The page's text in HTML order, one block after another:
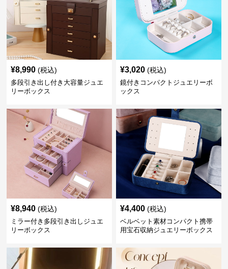
¥8,990 (税込)
多段引き出し付き大容量ジュエ
リーボックス
¥3,020 (税込)
鏡付きコンパクトジュエリーボ
ックス
¥8,940 (税込)
ミラー付き多段引き出しジュエ
リーボックス
¥4,400 (税込)
ベルベット素材コンパクト携帯
用宝石収納ジュエリーボックス